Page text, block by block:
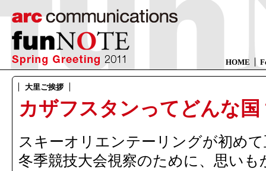
HOME
大里ご挨拶
カザフスタンってどんな国
スキーオリエンテーリングが初め
冬季競技大会視察のために、思い